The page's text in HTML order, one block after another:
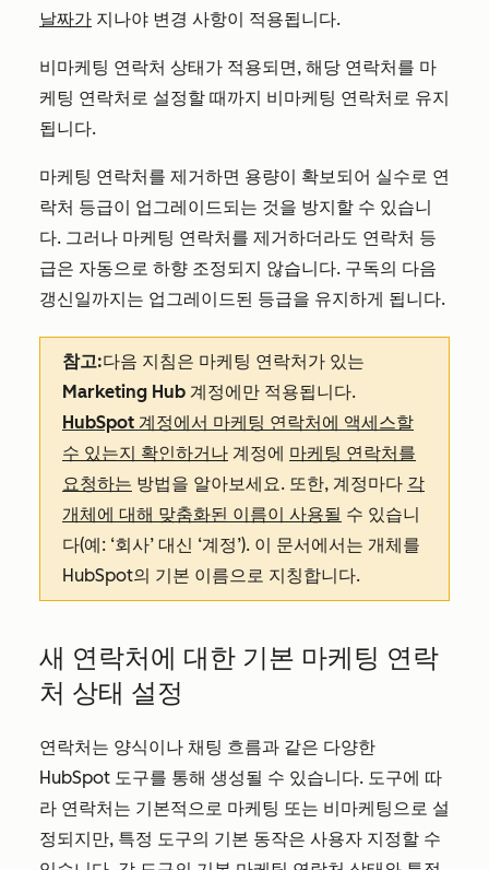
날짜가 지나야 변경 사항이 적용됩니다.
비마케팅 연락처 상태가 적용되면, 해당 연락처를 마
케팅 연락처로 설정할 때까지 비마케팅 연락처로 유지
됩니다.
마케팅 연락처를 제거하면 용량이 확보되어 실수로 연
락처 등급이 업그레이드되는 것을 방지할 수 있습니
다. 그러나 마케팅 연락처를 제거하더라도 연락처 등
급은 자동으로 하향 조정되지 않습니다. 구독의 다음
갱신일까지는 업그레이드된 등급을 유지하게 됩니다.
참고:다음 지침은 마케팅 연락처가 있는
Marketing Hub 계정에만 적용됩니다.
HubSpot 계정에서 마케팅 연락처에 액세스할
수 있는지 확인하거나 계정에 마케팅 연락처를
요청하는 방법을 알아보세요. 또한, 계정마다 각
개체에 대해 맞춤화된 이름이 사용될 수 있습니
다(예: ‘회사’ 대신 ‘계정’). 이 문서에서는 개체를
HubSpot의 기본 이름으로 지칭합니다.
새 연락처에 대한 기본 마케팅 연락
처 상태 설정
연락처는 양식이나 채팅 흐름과 같은 다양한
HubSpot 도구를 통해 생성될 수 있습니다. 도구에 따
라 연락처는 기본적으로 마케팅 또는 비마케팅으로 설
정되지만, 특정 도구의 기본 동작은 사용자 지정할 수